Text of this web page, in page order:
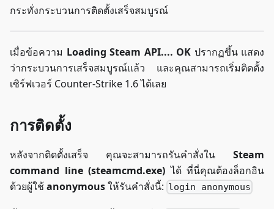
กระทั่งกระบวนการติดตั้งเสร็จสมบูรณ์
เมื่อข้อความ Loading Steam API.... OK ปรากฏขึ้น แสดง
ว่ากระบวนการเสร็จสมบูรณ์แล้ว และคุณสามารถเริ่มติดตั้ง
เซิร์ฟเวอร์ Counter-Strike 1.6 ได้เลย
การติดตั้ง
หลังจากติดตั้งเสร็จ คุณจะสามารถรันคำสั่งใน Steam
command line (steamcmd.exe) ได้ ที่นี่คุณต้องล็อกอิน
ด้วยผู้ใช้anonymousให้รันคำสั่งนี้: login anonymous